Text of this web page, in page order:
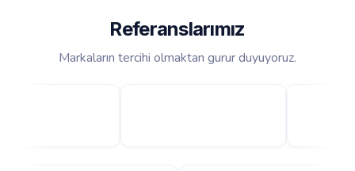
Referanslarımız
Markaların tercihi olmaktan gurur duyuyoruz.